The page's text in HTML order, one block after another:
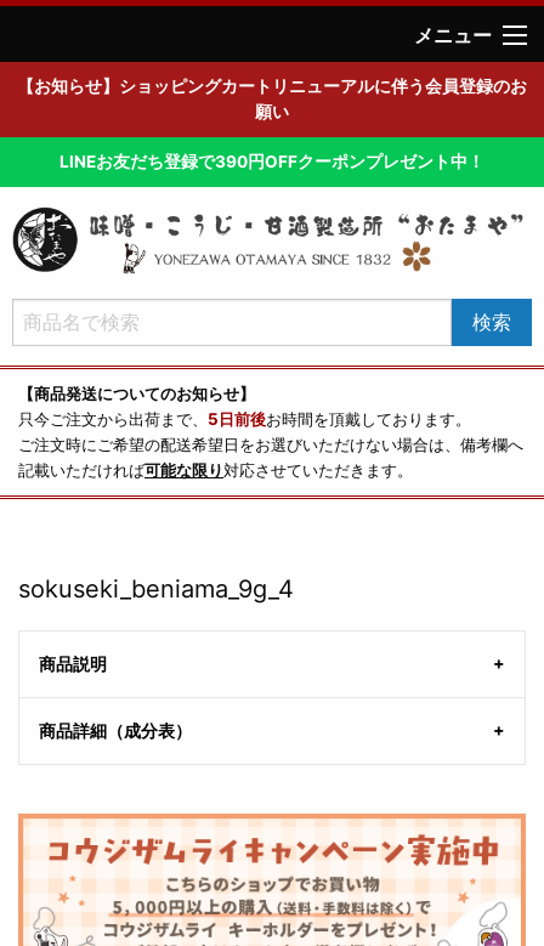
メニュー
【お知らせ】ショッピングカートリニューアルに伴う会員登録のお
願い
LINEお友だち登録で390円OFFクーポンプレゼント中！
【商品発送についてのお知らせ】
只今ご注文から出荷まで、 5日前後お時間を頂戴しております。
ご注文時にご希望の配送希望日をお選びいただけない場合は、備考欄へ
記載いただければ可能な限り対応させていただきます。
sokuseki_beniama_9g_4
商品説明
商品詳細（成分表）